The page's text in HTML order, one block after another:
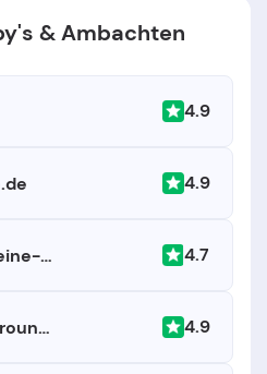
& Ambachten
4.9
4.9
Wir-kaufen-deine-karten 4.7
MightyUnderground.com 4.9